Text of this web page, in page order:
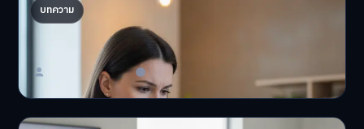
บทความ
ปรับพอร์ตรับ ‘เงินดิจิทัล 2.0’ จัดสรรงบอย่างไรไม่
ให้พัง
'เงินดิจิทัล 2.0' มาแล…
Master Bussiness 23 มิถุนายน 2026